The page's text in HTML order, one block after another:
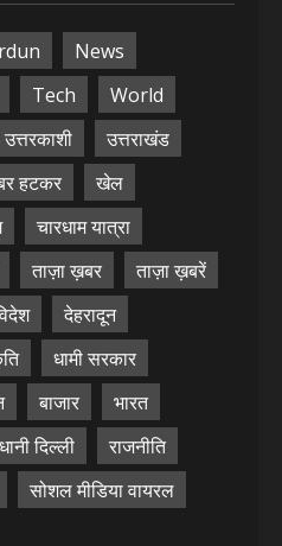
News
Tech
World
उत्तरकाशी
उत्तराखंड
हटकर
खेल
चारधाम यात्रा
ताज़ा ख़बर
ताज़ा ख़बरें
देहरादून
धामी सरकार
बाजार
भारत
दिल्ली
राजनीति
सोशल मीडिया वायरल